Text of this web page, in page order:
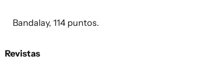
Bandalay, 114 puntos.
Revistas